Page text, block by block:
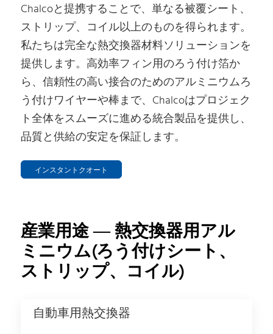
Chalcoと提携することで、単なる被覆シート、
ストリップ、コイル以上のものを得られます。
私たちは完全な熱交換器材料ソリューションを
提供します。高効率フィン用のろう付け箔か
ら、信頼性の高い接合のためのアルミニウムろ
う付けワイヤーや棒まで、Chalcoはプロジェク
ト全体をスムーズに進める統合製品を提供し、
品質と供給の安定を保証します。
インスタントクオート
産業用途 — 熱交換器用アル
ミニウム(ろう付けシート、
ストリップ、コイル)
自動車用熱交換器